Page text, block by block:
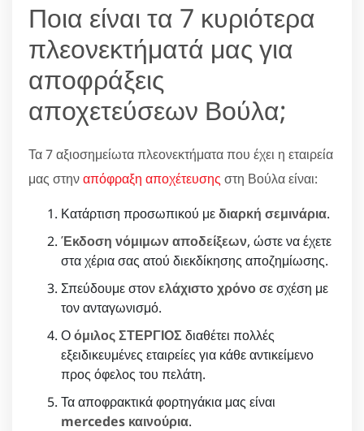
Ποια είναι τα 7 κυριότερα
πλεονεκτήματά μας για
αποφράξεις
αποχετεύσεων Βούλα;
Τα 7 αξιοσημείωτα πλεονεκτήματα που έχει η εταιρεία
μας στηναπόφραξη αποχέτευσης στη Βούλα είναι:
Κατάρτιση προσωπικού μεδιαρκή σεμινάρια.
Έκδοση νόμιμων αποδείξεων, ώστε να έχετε
στα χέρια σας ατού διεκδίκησης αποζημίωσης.
Σπεύδουμε στονελάχιστο χρόνοσε σχέση με
τον ανταγωνισμό.
Οόμιλος ΣΤΕΡΓΙΟΣ διαθέτει πολλές
εξειδικευμένες εταιρείες για κάθε αντικείμενο
προς όφελος του πελάτη.
Τα αποφρακτικά φορτηγάκια μας είναι
mercedes καινούρια.